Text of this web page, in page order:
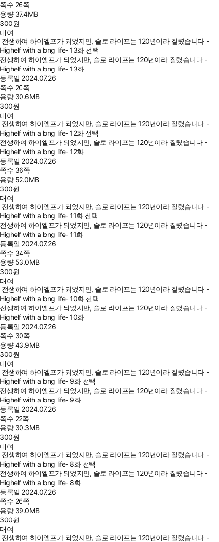
쪽수 26쪽
용량 37.4MB
300원
대여
전생하여 하이엘프가 되었지만, 슬로 라이프는 120년이라 질렸습니다 -
Highelf with a long life- 13화 선택
전생하여 하이엘프가 되었지만, 슬로 라이프는 120년이라 질렸습니다 -
Highelf with a long life- 13화
등록일 2024.07.26
쪽수 20쪽
용량 30.6MB
300원
대여
전생하여 하이엘프가 되었지만, 슬로 라이프는 120년이라 질렸습니다 -
Highelf with a long life- 12화 선택
전생하여 하이엘프가 되었지만, 슬로 라이프는 120년이라 질렸습니다 -
Highelf with a long life- 12화
등록일 2024.07.26
쪽수 36쪽
용량 52.0MB
300원
대여
전생하여 하이엘프가 되었지만, 슬로 라이프는 120년이라 질렸습니다 -
Highelf with a long life- 11화 선택
전생하여 하이엘프가 되었지만, 슬로 라이프는 120년이라 질렸습니다 -
Highelf with a long life- 11화
등록일 2024.07.26
쪽수 34쪽
용량 53.0MB
300원
대여
전생하여 하이엘프가 되었지만, 슬로 라이프는 120년이라 질렸습니다 -
Highelf with a long life- 10화 선택
전생하여 하이엘프가 되었지만, 슬로 라이프는 120년이라 질렸습니다 -
Highelf with a long life- 10화
등록일 2024.07.26
쪽수 30쪽
용량43.9MB
300원
대여
전생하여 하이엘프가 되었지만, 슬로 라이프는 120년이라 질렸습니다 -
Highelf with a long life- 9화 선택
전생하여 하이엘프가 되었지만, 슬로 라이프는 120년이라 질렸습니다 -
Highelf with a long life- 9화
등록일 2024.07.26
쪽수 22쪽
용량 30.3MB
300원
대여
전생하여 하이엘프가 되었지만, 슬로 라이프는 120년이라 질렸습니다 -
Highelf with a long life- 8화 선택
전생하여 하이엘프가 되었지만, 슬로 라이프는 120년이라 질렸습니다 -
Highelf with a long life- 8화
등록일 2024.07.26
쪽수 26쪽
용량 39.0MB
300원
대여
전생하여 하이엘프가 되었지만, 슬로 라이프는 120년이라 질렸습니다 -